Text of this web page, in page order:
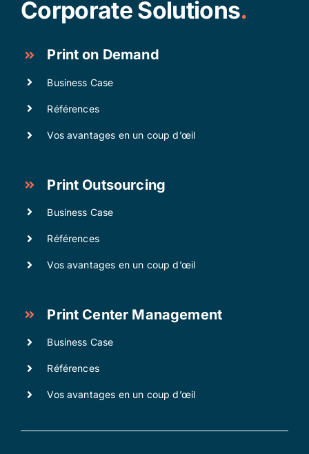
Corporate Solutions.
Print on Demand
Business Case
Références
Vos avantages en un coup d’œil
Print Outsourcing
Business Case
Références
Vos avantages en un coup d’œil
Print Center Management
Business Case
Références
Vos avantages en un coup d’œil